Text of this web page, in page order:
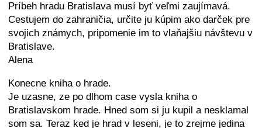
Príbeh hradu Bratislava musí byť veľmi zaujímavá.
Cestujem do zahraničia, určite ju kúpim ako darček pre
svojich známych, pripomenie im to vlaňajšiu návštevu v
Bratislave.
Alena
Konecne kniha o hrade.
Je uzasne, ze po dlhom case vysla kniha o
Bratislavskom hrade. Hned som si ju kupil a nesklamal
som sa. Teraz ked je hrad v leseni, je to zrejme jedina